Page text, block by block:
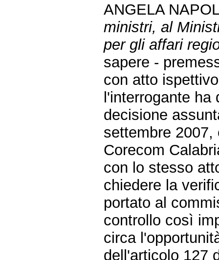
ANGELA
ministri, al
per gli affari
sapere -
con atto
l'interrogante ha
decisione
settembre
Corecom
con lo stesso
chiedere la
portato al
controllo così
circa
dell'articolo 127